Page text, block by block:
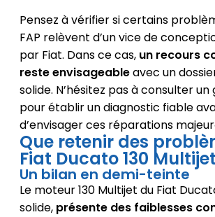
Pensez à vérifier si certains
FAP relèvent d’un vice de
par Fiat. Dans ce cas, un recours
reste envisageableavec un
solide. N’hésitez pas à consulter
pour établir un diagnostic fiable
d’envisager ces réparations
Que retenir des
Fiat Ducato 130
Un bilan en demi-teinte
Le moteur 130 Multijet du Fiat
solide, présente des faiblesses